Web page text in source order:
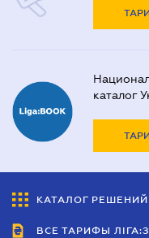
каталог
КАТАЛОГ РЕШЕНИЙ
ВСЕ ТАРИФЫ